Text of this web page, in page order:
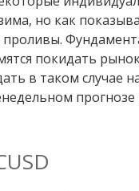
но как
проливы.
покидать
в таком случае
прогнозе